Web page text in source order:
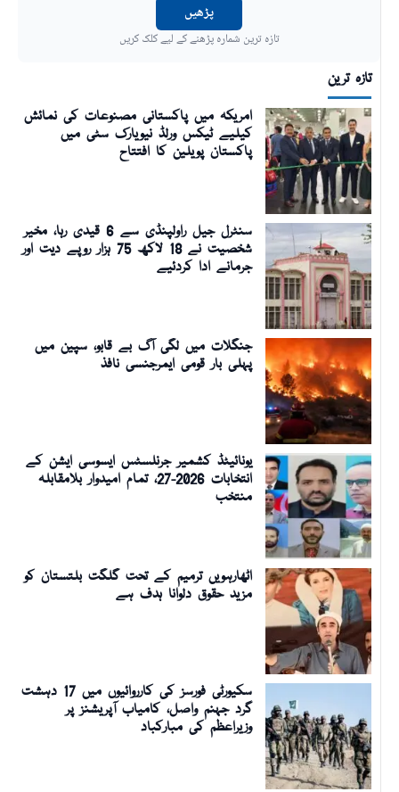
پڑھیں
تازہ ترین شمارہ پڑھنے کے لیے کلک کریں
تازہ ترین
امریکہ میں پاکستانی مصنوعات کی نمائش
کیلیے ٹیکس ورلڈ نیویارک سٹی میں
پاکستان پویلین کا افتتاح
سنٹرل جیل راولپنڈی سے 6 قیدی رہا، مخیر
شخصیت نے 18 لاکھ 75 ہزار روپے دیت اور
جرمانے ادا کردئیے
جنگلات میں لگی آگ بے قابو، سپین میں
پہلی بار قومی ایمرجنسی نافذ
یونائیٹڈ کشمیر جرنلسٹس ایسوسی ایشن کے
انتخابات 2026-27، تمام امیدوار بلامقابلہ
منتخب
اٹھارہویں ترمیم کے تحت گلگت بلتستان کو
مزید حقوق دلوانا ہدف ہے
سکیورٹی فورسز کی کارروائیوں میں 17 دہشت
گرد جہنم واصل، کامیاب آپریشنز پر
وزیراعظم کی مبارکباد